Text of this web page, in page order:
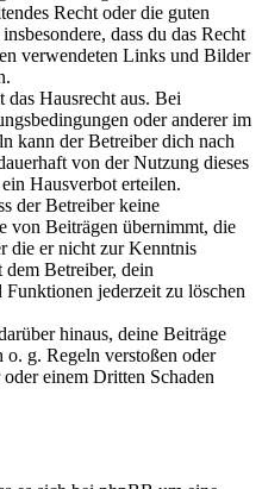
Recht oder die guten
dass du das Recht
verwendeten Links und Bilder
Hausrecht aus. Bei
oder anderer im
kann der Betreiber dich nach
von der Nutzung dieses
Hausverbot erteilen.
der Betreiber keine
von Beiträgen übernimmt, die
die er nicht zur Kenntnis
dem Betreiber, dein
jederzeit zu löschen
hinaus, deine Beiträge
o. g. Regeln verstoßen oder
einem Dritten Schaden